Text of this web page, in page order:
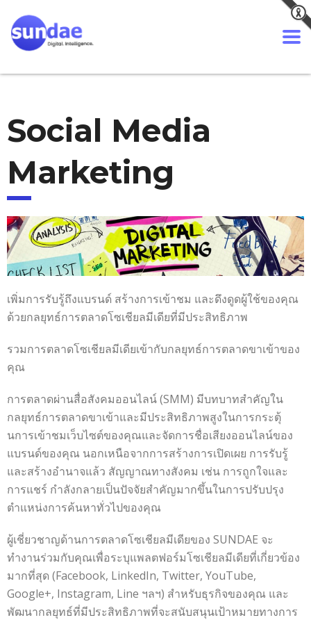
Social Media
Marketing
เพิ่มการรับรู้ถึงแบรนด์ สร้างการเข้าชม และดึงดูดผู้ใช้ของคุณ
ด้วยกลยุทธ์การตลาดโซเชียลมีเดียที่มีประสิทธิภาพ
รวมการตลาดโซเชียลมีเดียเข้ากับกลยุทธ์การตลาดขาเข้าของ
คุณ
การตลาดผ่านสื่อสังคมออนไลน์ (SMM) มีบทบาทสำคัญใน
กลยุทธ์การตลาดขาเข้าและมีประสิทธิภาพสูงในการกระตุ้
นการเข้าชมเว็บไซต์ของคุณและจัดการชื่อเสียงออนไลน์ของ
แบรนด์ของคุณ นอกเหนือจากการสร้างการเปิดเผย การรับรู้
และสร้างอำนาจแล้ว สัญญาณทางสังคม เช่น การถูกใจและ
การแชร์ กำลังกลายเป็นปัจจัยสำคัญมากขึ้นในการปรับปรุง
ตำแหน่งการค้นหาทั่วไปของคุณ
ผู้เชี่ยวชาญด้านการตลาดโซเชียลมีเดียของ SUNDAE จะ
ทำงานร่วมกับคุณเพื่อระบุแพลตฟอร์มโซเชียลมีเดียที่เกี่ยวข้อง
มากที่สุด (Facebook, LinkedIn, Twitter, YouTube,
Google+, Instagram, Line ฯลฯ) สำหรับธุรกิจของคุณ และ
พัฒนากลยุทธ์ที่มีประสิทธิภาพที่จะสนับสนุนเป้าหมายทางการ